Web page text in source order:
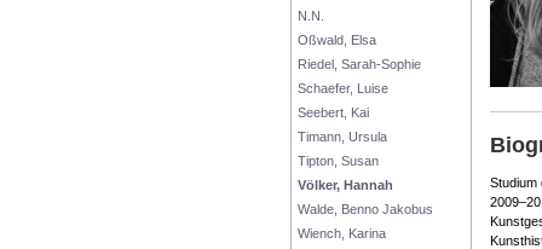
N.N.
Oßwald, Elsa
Riedel, Sarah-Sophie
Schaefer, Luise
Seebert, Kai
Timann, Ursula
Tipton, Susan
Völker, Hannah
Walde, Benno Jakobus
Wiench, Karina
Studium